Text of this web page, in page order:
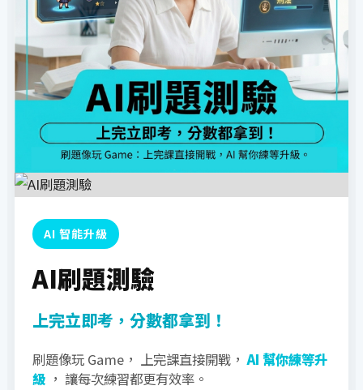
AI 智能升級
AI刷題測驗
上完立即考，分數都拿到！
刷題像玩 Game， 上完課直接開戰，AI 幫你練等升
級 ， 讓每次練習都更有效率。